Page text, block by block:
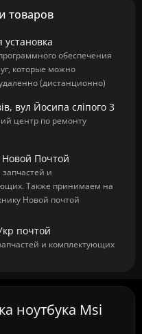
товаров
обеспечения
которые можно
(дистанционно)
вул Йосипа сліпого 3
центр по ремонту
Новой Почтой
и
Также принимаем на
Новой почтой
почтой
и комплектующих
ноутбука Msi